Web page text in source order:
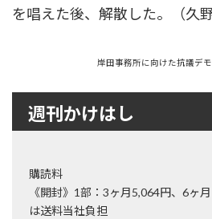
を唱えた後、解散した。（久野
岸田事務所に向けた抗議デモ
週刊かけはし
購読料
《開封》1部：3ヶ月5,064円、6
は送料当社負担